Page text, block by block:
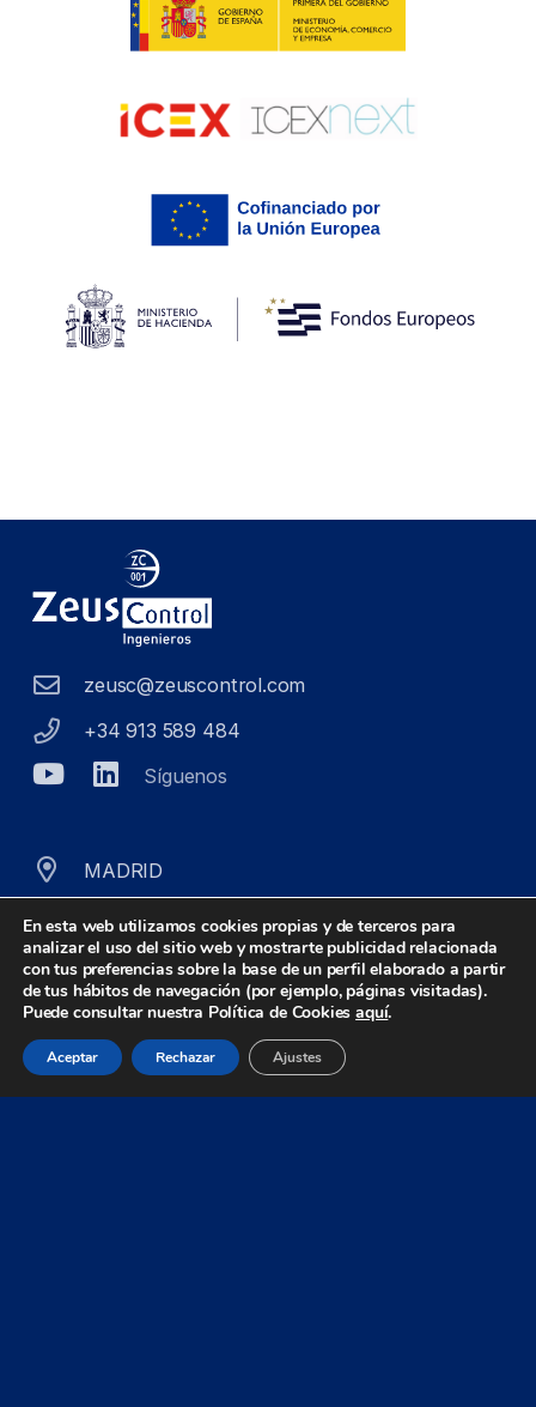
zeusc@zeuscontrol.com
+34 913 589 484
Síguenos
MADRID
Isabel Colbrand, 10 · Edificio Alfa III
Oficinas 153-154-155-156 · Talleres naves 28-
29
E28050 Madrid · España
En esta web utilizamos cookies propias y de terceros para
analizar el uso del sitio web y mostrarte publicidad relacionada
con tus preferencias sobre la base de un perfil elaborado a partir
de tus hábitos de navegación (por ejemplo, páginas visitadas).
Puede consultar nuestra Política de Cookiesaquí.
Aceptar Rechazar Ajustes